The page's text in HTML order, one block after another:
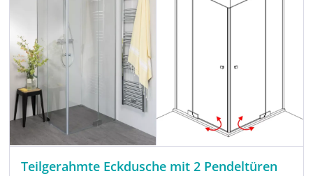
Teilgerahmte Eckdusche mit 2 Pendeltüren